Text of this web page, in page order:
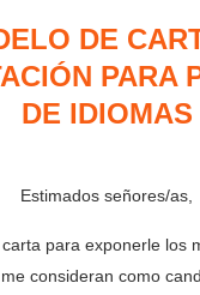
DE
PARA
DE IDIOMAS
Estimados señores/as,
para exponerle los
consideran como